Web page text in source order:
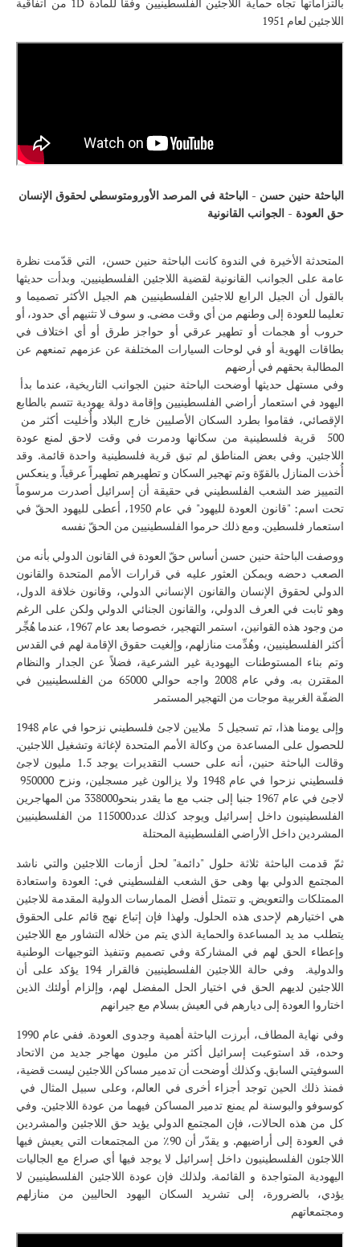
اللاجئين لعام 1951
الباحثة حنين حسن - الباحثة في المرصد الأورومتوسطي لحقوق الإنسان
حق العودة - الجوانب القانونية
المتحدثة الأخيرة في الندوة كانت الباحثة حنين حسن، التي قدّمت نظرة
عامة على الجوانب القانونية لقضية اللاجئين الفلسطينيين. وبدأت حديثها
بالقول أن الجيل الرابع للاجئين الفلسطينيين هم الجيل الأكثر تصميما و
تعليما للعودة إلى وطنهم من أي وقت مضى. و سوف لا تثنيهم أي حدود، أو
حروب أو هجمات أو تطهير عرقي أو حواجز طرق أو أي اختلاف في
بطاقات الهوية أو في لوحات السيارات المختلفة عن عزمهم تمنعهم عن
المطالبة بحقهم في أرضهم
وفي مستهل حديثها أوضحت الباحثة حنين الجوانب التاريخية، عندما بدأ
اليهود في استعمار أراضي الفلسطينيين وإقامة دولة يهودية تتسم بالطابع
الإقصائي، فقاموا بطرد السكان الأصليين خارج البلاد وأٌخليت أكثر من
500 قرية فلسطينية من سكانها ودمرت في وقت لاحق لمنع عودة
اللاجئين. وفي بعض المناطق لم تبق قرية فلسطينية واحدة قائمة. وقد
أُخذت المنازل بالقوّة وتم تهجير السكان و تطهيرهم تطهيراً عرقياً. و ينعكس
التمييز ضد الشعب الفلسطيني في حقيقة أن إسرائيل أصدرت مرسوماً
تحت اسم: "قانون العودة لليهود" في عام 1950، أعطى لليهود الحقّ في
استعمار فلسطين. ومع ذلك حرموا الفلسطينيين من الحقّ نفسه
ووصفت الباحثة حنين حسن أساس حقّ العودة في القانون الدولي بأنه من
الصعب دحضه ويمكن العثور عليه في قرارات الأمم المتحدة والقانون
الدولي لحقوق الإنسان والقانون الإنساني الدولي، وقانون خلافة الدول،
وهو ثابت في العرف الدولي، والقانون الجنائي الدولي ولكن على الرغم
من وجود هذه القوانين، استمر التهجير، خصوصا بعد عام 1967، عندما هُجِّر
أكثر الفلسطينيين، وهُدِّمت منازلهم، وإلغيت حقوق الإقامة لهم في القدس
وتم بناء المستوطنات اليهودية غير الشرعية، فضلاً عن الجدار والنظام
المقترن به. وفي عام 2008 واجه حوالي 65000 من الفلسطينيين في
الضفّة الغربية موجات من التهجير المستمر
وإلى يومنا هذا، تم تسجيل 5 ملايين لاجئ فلسطيني نزحوا في عام 1948
للحصول على المساعدة من وكالة الأمم المتحدة لإغاثة وتشغيل اللاجئين.
وقالت الباحثة حنين، أنه على حسب التقديرات يوجد 1.5 مليون لاجئ
فلسطيني نزحوا في عام 1948 ولا يزالون غير مسجلين، ونزح 950000
لاجئ في عام 1967 جنبا إلى جنب مع ما يقدر بنحو338000 من المهاجرين
الفلسطينيون داخل إسرائيل ويوجد كذلك عدد115000 من الفلسطينيين
المشردين داخل الأراضي الفلسطينية المحتلة
ثمّ قدمت الباحثة ثلاثة حلول "دائمة" لحل أزمات اللاجئين والتي ناشد
المجتمع الدولي بها وهى حق الشعب الفلسطيني في: العودة واستعادة
الممتلكات والتعويض. و تتمثل أفضل الممارسات الدولية المقدمة للاجئين
هي اختيارهم لإحدى هذه الحلول. ولهذا فإن إتباع نهج قائم على الحقوق
يتطلب مد يد المساعدة والحماية الذي يتم من خلاله التشاور مع اللاجئين
وإعطاء الحق لهم في المشاركة وفي تصميم وتنفيذ التوجيهات الوطنية
والدولية. وفي حالة اللاجئين الفلسطينيين فالقرار 194 يؤكد على أن
اللاجئين لديهم الحق في اختيار الحل المفضل لهم، وإلزام أولئك الذين
اختاروا العودة إلى ديارهم في العيش بسلام مع جيرانهم
وفي نهاية المطاف، أبرزت الباحثة أهمية وجدوى العودة. ففي عام 1990
وحده، قد استوعبت إسرائيل أكثر من مليون مهاجر جديد من الاتحاد
السوفيتي السابق. وكذلك أوضحت أن تدمير مساكن اللاجئين ليست قضية،
فمنذ ذلك الحين توجد أجزاء أخرى في العالم، وعلى سبيل المثال في
كوسوفو والبوسنة لم يمنع تدمير المساكن فيهما من عودة اللاجئين. وفي
كل من هذه الحالات، فإن المجتمع الدولي يؤيد حق اللاجئين والمشردين
في العودة إلى أراضيهم. و يقدّر أن 90٪ من المجتمعات التي يعيش فيها
اللاجئون الفلسطينيون داخل إسرائيل لا يوجد فيها أي صراع مع الجاليات
اليهودية المتواجدة و القائمة. ولذلك فإن عودة اللاجئين الفلسطينيين لا
يؤدي، بالضرورة، إلى تشريد السكان اليهود الحاليين من منازلهم
ومجتمعاتهم